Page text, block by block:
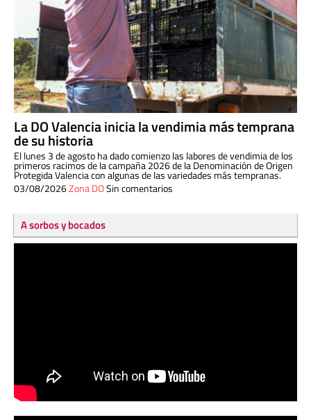
La DO Valencia inicia la vendimia más temprana
de su historia
El lunes 3 de agosto ha dado comienzo las labores de vendimia de los
primeros racimos de la campaña 2026 de la Denominación de Origen
Protegida Valencia con algunas de las variedades más tempranas.
03/08/2026Zona DOSin comentarios
A sorbos y bocados